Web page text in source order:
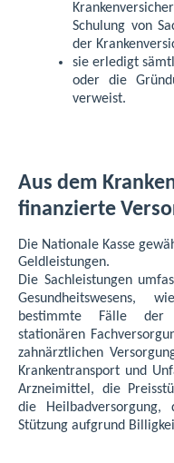
Schulung von
der
sie erledigt
oder die
verweist.
Aus dem
finanzierte
Die Nationale Kasse
Geldleistungen.
Die Sachleistungen
Gesundheitswesens,
bestimmte Fälle der
stationären
zahnärztlichen
Krankentransport und
Arzneimittel, die
die Heilbadversorgung,
Stützung aufgrund